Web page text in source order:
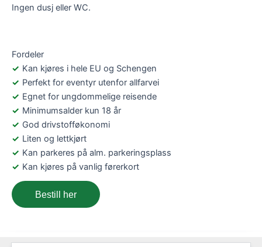
Ingen dusj eller WC.
Fordeler
Kan kjøres i hele EU og Schengen
Perfekt for eventyr utenfor allfarvei
Egnet for ungdommelige reisende
Minimumsalder kun 18 år
God drivstofføkonomi
Liten og lettkjørt
Kan parkeres på alm. parkeringsplass
Kan kjøres på vanlig førerkort
Bestill her